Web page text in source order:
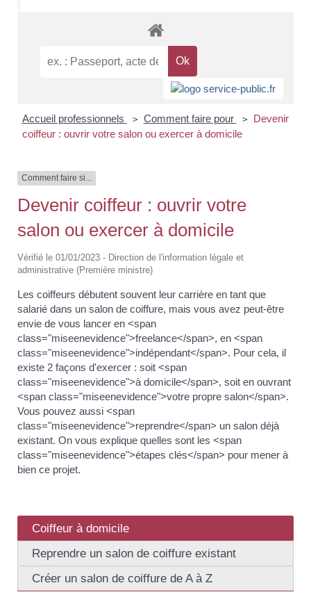
Accueil professionnels > Comment faire pour >
Devenir
coiffeur : ouvrir votre salon ou exercer à domicile
Comment faire si...
Devenir coiffeur : ouvrir votre
salon ou exercer à domicile
Vérifié le 01/01/2023 - Direction de l'information légale et
administrative (Première ministre)
Les coiffeurs débutent souvent leur carrière en tant que
salarié dans un salon de coiffure, mais vous avez peut-être
envie de vous lancer en <span
class="miseenevidence">freelance</span>, en <span
class="miseenevidence">indépendant</span>. Pour cela, il
existe 2 façons d'exercer : soit <span
class="miseenevidence">à domicile</span>, soit en ouvrant
<span class="miseenevidence">votre propre salon</span>.
Vous pouvez aussi <span
class="miseenevidence">reprendre</span> un salon déjà
existant. On vous explique quelles sont les <span
class="miseenevidence">étapes clés</span> pour mener à
bien ce projet.
Coiffeur à domicile
Reprendre un salon de coiffure existant
Créer un salon de coiffure de A à Z